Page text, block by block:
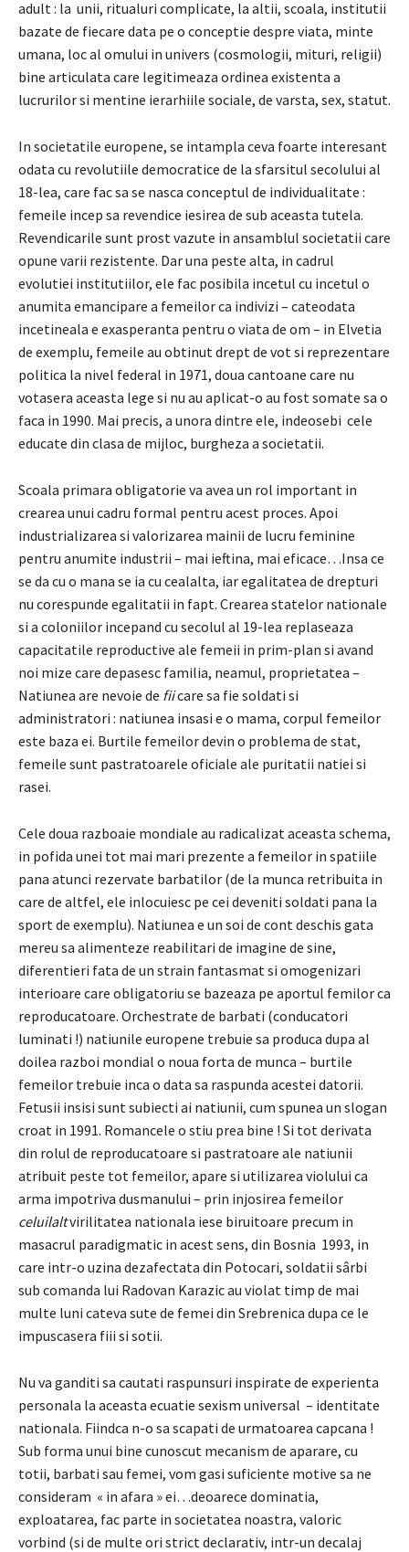
adult : la unii, ritualuri complicate, la altii, scoala, institutii
bazate de fiecare data pe o conceptie despre viata, minte
umana, loc al omului in univers (cosmologii, mituri, religii)
bine articulata care legitimeaza ordinea existenta a
lucrurilor si mentine ierarhiile sociale, de varsta, sex, statut.
In societatile europene, se intampla ceva foarte interesant
odata cu revolutiile democratice de la sfarsitul secolului al
18-lea, care fac sa se nasca conceptul de individualitate :
femeile incep sa revendice iesirea de sub aceasta tutela.
Revendicarile sunt prost vazute in ansamblul societatii care
opune varii rezistente. Dar una peste alta, in cadrul
evolutiei institutiilor, ele fac posibila incetul cu incetul o
anumita emancipare a femeilor ca indivizi – cateodata
incetineala e exasperanta pentru o viata de om – in Elvetia
de exemplu, femeile au obtinut drept de vot si reprezentare
politica la nivel federal in 1971, doua cantoane care nu
votasera aceasta lege si nu au aplicat-o au fost somate sa o
faca in 1990. Mai precis, a unora dintre ele, indeosebi cele
educate din clasa de mijloc, burgheza a societatii.
Scoala primara obligatorie va avea un rol important in
crearea unui cadru formal pentru acest proces. Apoi
industrializarea si valorizarea mainii de lucru feminine
pentru anumite industrii – mai ieftina, mai eficace…Insa ce
se da cu o mana se ia cu cealalta, iar egalitatea de drepturi
nu corespunde egalitatii in fapt. Crearea statelor nationale
si a coloniilor incepand cu secolul al 19-lea replaseaza
capacitatile reproductive ale femeii in prim-plan si avand
noi mize care depasesc familia, neamul, proprietatea –
Natiunea are nevoie de fiicare sa fie soldati si
administratori : natiunea insasi e o mama, corpul femeilor
este baza ei. Burtile femeilor devin o problema de stat,
femeile sunt pastratoarele oficiale ale puritatii natiei si
rasei.
Cele doua razboaie mondiale au radicalizat aceasta schema,
in pofida unei tot mai mari prezente a femeilor in spatiile
pana atunci rezervate barbatilor (de la munca retribuita in
care de altfel, ele inlocuiesc pe cei deveniti soldati pana la
sport de exemplu). Natiunea e un soi de cont deschis gata
mereu sa alimenteze reabilitari de imagine de sine,
diferentieri fata de un strain fantasmat si omogenizari
interioare care obligatoriu se bazeaza pe aportul femilor ca
reproducatoare. Orchestrate de barbati (conducatori
luminati !) natiunile europene trebuie sa produca dupa al
doilea razboi mondial o noua forta de munca – burtile
femeilor trebuie inca o data sa raspunda acestei datorii.
Fetusii insisi sunt subiecti ai natiunii, cum spunea un slogan
croat in 1991. Romancele o stiu prea bine ! Si tot derivata
din rolul de reproducatoare si pastratoare ale natiunii
atribuit peste tot femeilor, apare si utilizarea violului ca
arma impotriva dusmanului – prin injosirea femeilor
celuilaltvirilitatea nationala iese biruitoare precum in
masacrul paradigmatic in acest sens, din Bosnia 1993, in
care intr-o uzina dezafectata din Potocari, soldatii sârbi
sub comanda lui Radovan Karazic au violat timp de mai
multe luni cateva sute de femei din Srebrenica dupa ce le
impuscasera fiii si sotii.
Nu va ganditi sa cautati raspunsuri inspirate de experienta
personala la aceasta ecuatie sexism universal – identitate
nationala. Fiindca n-o sa scapati de urmatoarea capcana !
Sub forma unui bine cunoscut mecanism de aparare, cu
totii, barbati sau femei, vom gasi suficiente motive sa ne
consideram « in afara » ei…deoarece dominatia,
exploatarea, fac parte in societatea noastra, valoric
vorbind (si de multe ori strict declarativ, intr-un decalaj